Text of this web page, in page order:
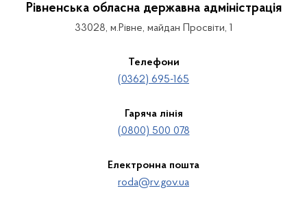
Рівненська обласна державна адміністрація
33028, м.Рівне, майдан Просвіти, 1
Телефони
(0362) 695-165
Гаряча лінія
(0800) 500 078
Електронна пошта
roda@rv.gov.ua